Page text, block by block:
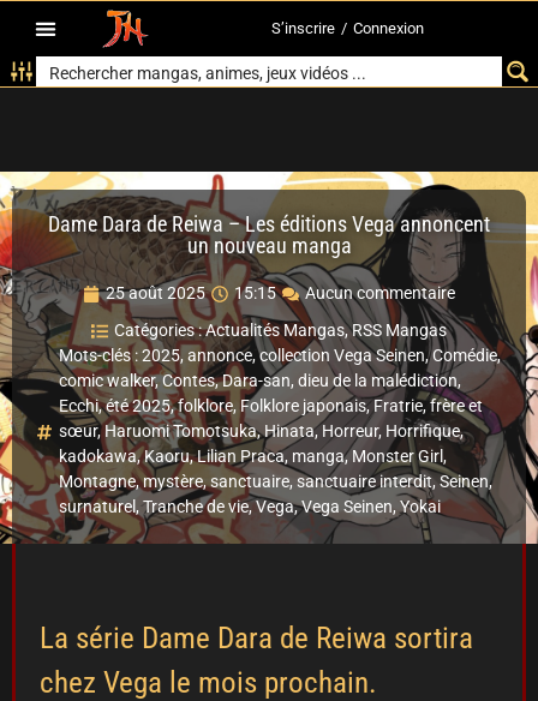
S’inscrire / Connexion
Dame Dara de Reiwa – Les éditions Vega annoncent
un nouveau manga
25 août 2025 15:15
Aucun commentaire
Catégories :Actualités Mangas,RSS Mangas
Mots-clés :2025, annonce,collection Vega Seinen,Comédie,
comic walker,Contes,Dara-san, dieu de la malédiction,
Ecchi,été 2025,folklore, Folklore japonais, Fratrie,frère et
sœur,Haruomi Tomotsuka,Hinata,Horreur, Horrifique,
kadokawa,Kaoru,Lilian Praca, manga,Monster Girl,
Montagne,mystère,sanctuaire,sanctuaire interdit,Seinen,
surnaturel, Tranche de vie,Vega,Vega Seinen, Yokai
La série Dame Dara de Reiwa sortira
chez Vega le mois prochain.